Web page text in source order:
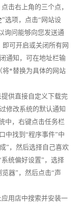
击右上角的三个点，
”选项，点击“网站设
询问能够向您发送通
可开启或关闭所有网
通知，可在地址栏输
将*替换为具体的网站
供直接自定义下载完
修改系统的默认通知
中，右键点击任务栏
中找到“程序事件”中
”，然后选择自己喜欢
统偏好设置”，选择
器”，然后点击“声
用店中搜索并安装一